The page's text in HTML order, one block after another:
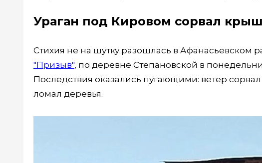
Ураган под Кировом сорвал
Стихия не на шутку разошлась в Афанасьевском
"Призыв", по деревне Степановской в
Последствия оказались пугающими: ветер
ломал деревья.